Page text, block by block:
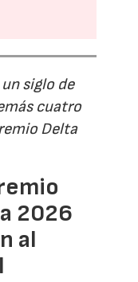
siglo de
cuatro
Delta
2026
al